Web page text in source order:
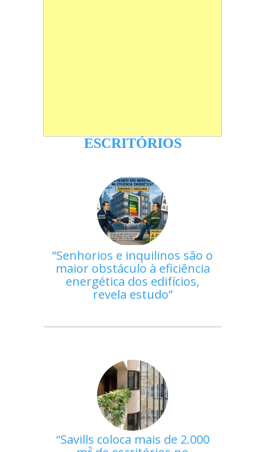
ESCRITÓRIOS
Senhorios e inquilinos são o
maior obstáculo à eficiência
energética dos edifícios,
revela estudo
Savills coloca mais de 2.000